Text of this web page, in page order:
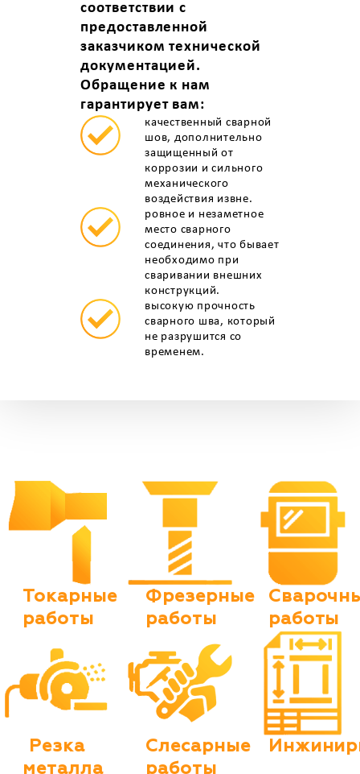
соответствии с
предоставленной
заказчиком технической
документацией.
Обращение к нам
гарантирует вам:
качественный сварной
шов, дополнительно
защищенный от
коррозии и сильного
механического
воздействия извне.
ровное и незаметное
место сварного
соединения, что бывает
необходимо при
сваривании внешних
конструкций.
высокую прочность
сварного шва, который
не разрушится со
временем.
Токарные
работы
Фрезерные
работы
работы
Резка
металла
Слесарные
работы